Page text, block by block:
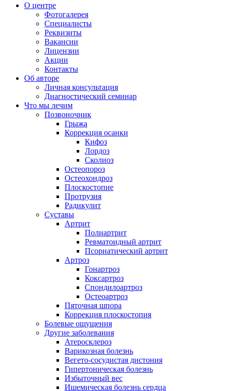
О центре
Фотогалерея
Специалисты
Реквизиты
Вакансии
Лицензии
Акции
Контакты
Об авторе
Личная консультация
Диагностический семинар
Что мы лечим
Позвоночник
Грыжа
Коррекция осанки
Кифоз
Лордоз
Сколиоз
Остеопороз
Остеохондроз
Плоскостопие
Протрузия
Радикулит
Суставы
Артрит
Полиартрит
Ревматоидный артрит
Псориатический артрит
Артроз
Гонартроз
Коксартроз
Спондилоартроз
Остеоартроз
Пяточная шпора
Коррекция плоскостопия
Болевые ощущения
Другие заболевания
Атеросклероз
Варикозная болезнь
Вегето-сосудистая дистония
Гипертоническая болезнь
Избыточный вес
Ишемическая болезнь сердца